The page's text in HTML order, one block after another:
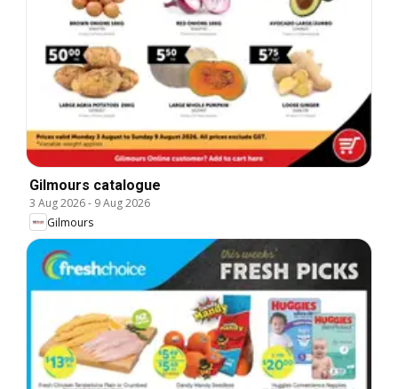
Gilmours catalogue
3 Aug 2026- 9 Aug 2026
Gilmours